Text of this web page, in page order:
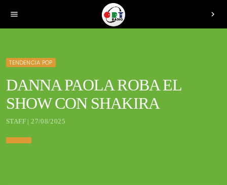
menu chevron_right
TENDENCIA POP
DANNA PAOLA ROBA EL
SHOW CON SHAKIRA
STAFF | 27/08/2025